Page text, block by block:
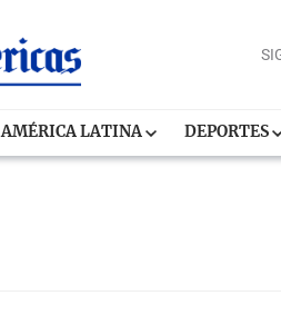
AMÉRICA LATINA DEPORTES